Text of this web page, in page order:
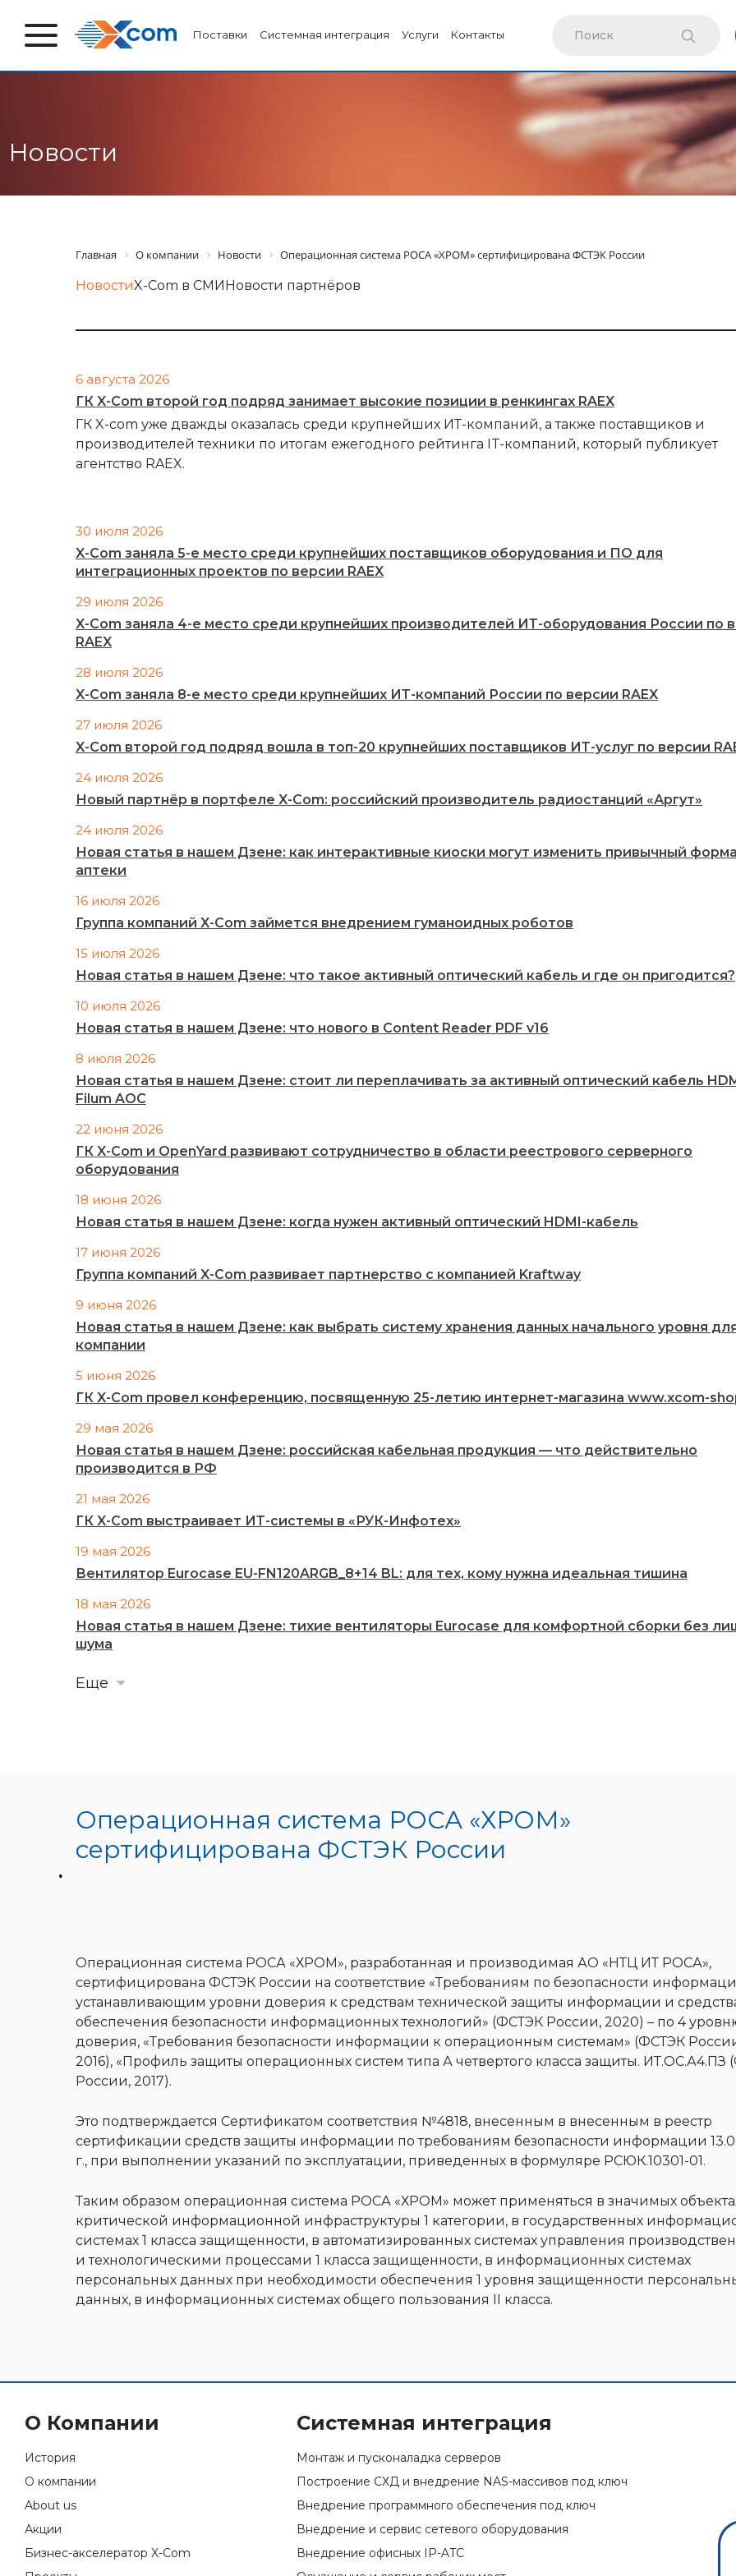
Поставки Системная интеграция Услуги Контакты
Новости
Главная О компании Новости Операционная система РОСА «ХРОМ» сертифицирована ФСТЭК России
НовостиX-Com в СМИ Новости партнёров
6 августа 2026
ГК X-Com второй год подряд занимает высокие позиции в ренкингах RAEX
ГК X-com уже дважды оказалась среди крупнейших ИТ-компаний, а также поставщиков и
производителей техники по итогам ежегодного рейтинга IT-компаний, который публикует
агентство RAEX.
30 июля 2026
X-Com заняла 5-е место среди крупнейших поставщиков оборудования и ПО для
интеграционных проектов по версии RAEX
29 июля 2026
X-Com заняла 4-е место среди крупнейших производителей ИТ-оборудования России по
RAEX
28 июля 2026
X-Com заняла 8-е место среди крупнейших ИТ-компаний России по версии RAEX
27 июля 2026
X-Com второй год подряд вошла в топ-20 крупнейших поставщиков ИТ-услуг по версии
24 июля 2026
Новый партнёр в портфеле X-Com: российский производитель радиостанций «Аргут»
24 июля 2026
Новая статья в нашем Дзене: как интерактивные киоски могут изменить привычный
аптеки
16 июля 2026
Группа компаний X-Com займется внедрением гуманоидных роботов
15 июля 2026
Новая статья в нашем Дзене: что такое активный оптический кабель и где он пригодится?
10 июля 2026
Новая статья в нашем Дзене: что нового в Content Reader PDF v16
8 июля 2026
Новая статья в нашем Дзене: стоит ли переплачивать за активный оптический кабель
Filum AOC
22 июня 2026
ГК X-Com и OpenYard развивают сотрудничество в области реестрового серверного
оборудования
18 июня 2026
Новая статья в нашем Дзене: когда нужен активный оптический HDMI-кабель
17 июня 2026
Группа компаний X-Com развивает партнерство с компанией Kraftway
9 июня 2026
Новая статья в нашем Дзене: как выбрать систему хранения данных начального уровня
компании
5 июня 2026
ГК X-Com провел конференцию, посвященную 25-летию интернет-магазина www.xcom-
29 мая 2026
Новая статья в нашем Дзене: российская кабельная продукция — что действительно
производится в РФ
21 мая 2026
ГК X-Com выстраивает ИТ-системы в «РУК-Инфотех»
19 мая 2026
Вентилятор Eurocase EU-FN120ARGB_8+14 BL: для тех, кому нужна идеальная тишина
18 мая 2026
Новая статья в нашем Дзене: тихие вентиляторы Eurocase для комфортной сборки без
шума
Еще
Операционная система РОСА «ХРОМ»
сертифицирована ФСТЭК России
Операционная система РОСА «ХРОМ», разработанная и производимая АО «НТЦ ИТ РОСА»,
сертифицирована ФСТЭК России на соответствие «Требованиям по безопасности
устанавливающим уровни доверия к средствам технической защиты информации и
обеспечения безопасности информационных технологий» (ФСТЭК России, 2020) – по 4
доверия, «Требования безопасности информации к операционным системам» (ФСТЭК
2016), «Профиль защиты операционных систем типа А четвертого класса защиты. ИТ.ОС.А4.ПЗ
России, 2017).
Это подтверждается Сертификатом соответствия №4818, внесенным в внесенным в реестр
сертификации средств защиты информации по требованиям безопасности информации
г., при выполнении указаний по эксплуатации, приведенных в формуляре РСЮК.10301-01.
Таким образом операционная система РОСА «ХРОМ» может применяться в значимых
критической информационной инфраструктуры 1 категории, в государственных
системах 1 класса защищенности, в автоматизированных системах управления
и технологическими процессами 1 класса защищенности, в информационных системах
персональных данных при необходимости обеспечения 1 уровня защищенности
данных, в информационных системах общего пользования II класса.
О Компании
История
О компании
About us
Акции
Бизнес-акселератор X-Com
Системная интеграция
Монтаж и пусконаладка серверов
Построение СХД и внедрение NAS-массивов под ключ
Внедрение программного обеспечения под ключ
Внедрение и сервис сетевого оборудования
Внедрение офисных IP-ATC